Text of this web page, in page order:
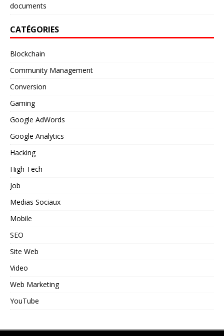
documents
CATÉGORIES
Blockchain
Community Management
Conversion
Gaming
Google AdWords
Google Analytics
Hacking
High Tech
Job
Medias Sociaux
Mobile
SEO
Site Web
Video
Web Marketing
YouTube